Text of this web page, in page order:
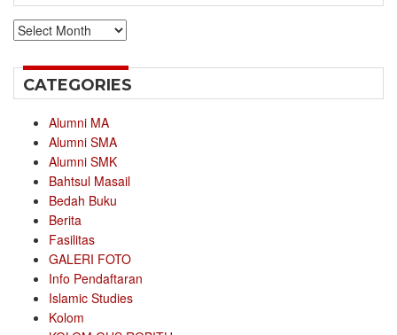
Archives
CATEGORIES
Alumni MA
Alumni SMA
Alumni SMK
Bahtsul Masail
Bedah Buku
Berita
Fasilitas
GALERI FOTO
Info Pendaftaran
Islamic Studies
Kolom